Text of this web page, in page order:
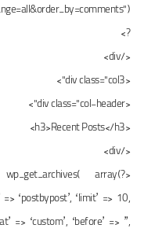
?>
</div>
<div class="col3">
<div class="col-header">
<h3>Recent Posts</h3>
</div>
wp_get_archives( array(
=> ‘postbypost’, ‘limit’ => 10,
=> ‘custom’, ‘before’ => ”,